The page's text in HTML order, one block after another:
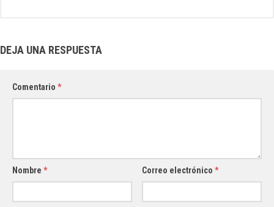
DEJA UNA RESPUESTA
Comentario *
Nombre * Correo electrónico*